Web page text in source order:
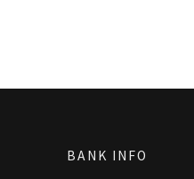
BANK INFO